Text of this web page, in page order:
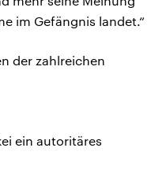
im Gefängnis landet.“
der zahlreichen
ein autoritäres